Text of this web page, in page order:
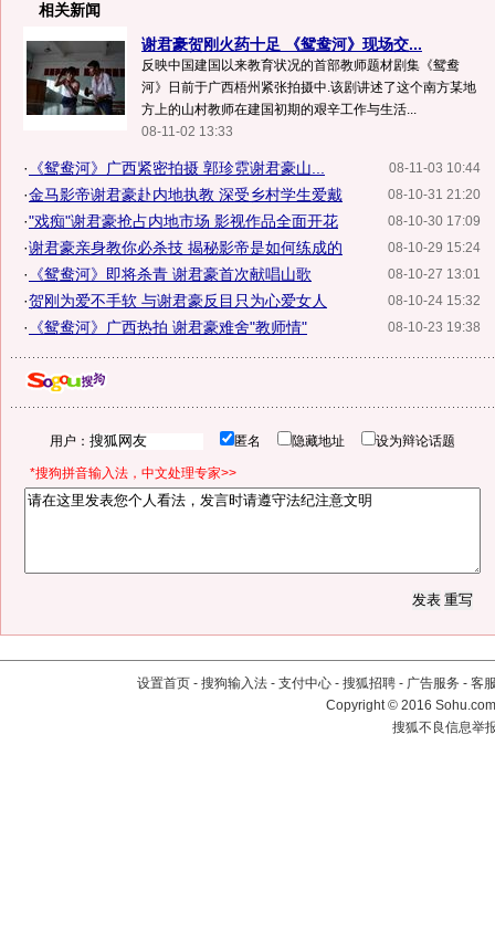
相关新闻
谢君豪贺刚火药十足 《鸳鸯河》现场交...
反映中国建国以来教育状况的首部教师题材剧集《鸳鸯
河》日前于广西梧州紧张拍摄中.该剧讲述了这个南方某地
方上的山村教师在建国初期的艰辛工作与生活...
08-11-02 13:33
08-11-03 10:44
· 《鸳鸯河》广西紧密拍摄 郭珍霓谢君豪山...
08-10-31 21:20
·金马影帝谢君豪赴内地执教 深受乡村学生爱戴
08-10-30 17:09
·"戏痴"谢君豪抢占内地市场 影视作品全面开花
08-10-29 15:24
·谢君豪亲身教你必杀技 揭秘影帝是如何练成的
08-10-27 13:01
· 《鸳鸯河》即将杀青 谢君豪首次献唱山歌
08-10-24 15:32
·贺刚为爱不手软 与谢君豪反目只为心爱女人
08-10-23 19:38
· 《鸳鸯河》广西热拍 谢君豪难舍"教师情"
用户： 匿名 隐藏地址 设为辩论话题
*搜狗拼音输入法，中文处理专家>>
设置首页 - 搜狗输入法 - 支付中心 - 搜狐招聘 - 广告服务 - 客
Copyright©2016
搜狐不良信息举